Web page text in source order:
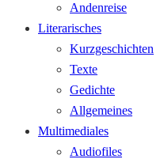
Andenreise
Literarisches
Kurzgeschichten
Texte
Gedichte
Allgemeines
Multimediales
Audiofiles